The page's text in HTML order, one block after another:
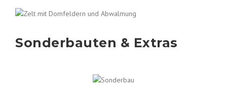
Sonderbauten & Extras